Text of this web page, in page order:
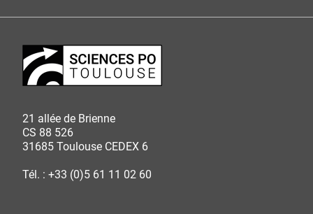
21 allée de Brienne
CS 88 526
31685 Toulouse CEDEX 6
Tél. : +33 (0)5 61 11 02 60